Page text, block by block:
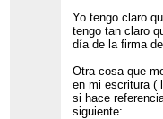
Yo tengo claro
tengo tan claro
día de la firma
Otra cosa que
en mi escritura (
si hace
siguiente: